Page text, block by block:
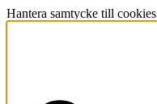
Hantera samtycke till cookies